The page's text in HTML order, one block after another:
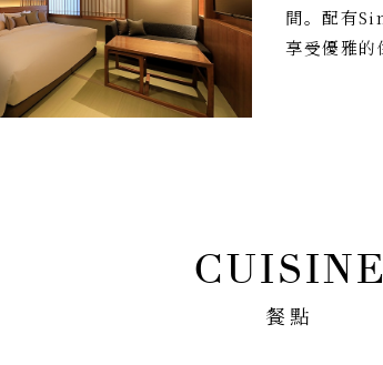
間。配有
享受優雅的
餐點